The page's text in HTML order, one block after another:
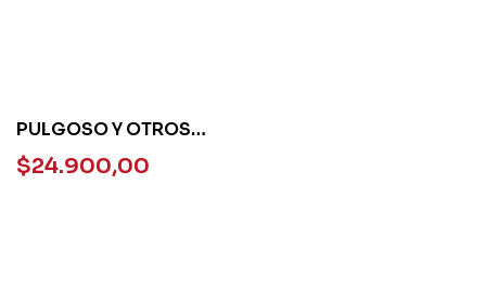
PULGOSO Y OTROS
CUENTOS PERROS
$24.900,00